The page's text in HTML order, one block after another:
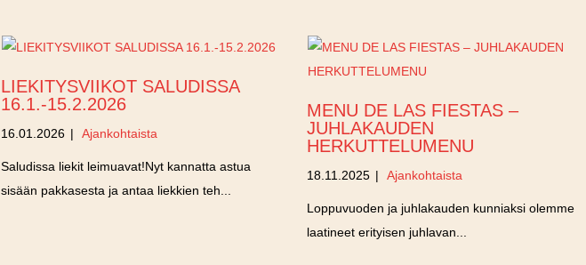
LIEKITYSVIIKOT SALUDISSA
16.1.-15.2.2026
16.01.2026 | Ajankohtaista
Saludissa liekit leimuavat!Nyt kannatta astua
sisään pakkasesta ja antaa liekkien teh...
MENU DE LAS FIESTAS –
JUHLAKAUDEN
HERKUTTELUMENU
18.11.2025 | Ajankohtaista
Loppuvuoden ja juhlakauden kunniaksi olemme
laatineet erityisen juhlavan...